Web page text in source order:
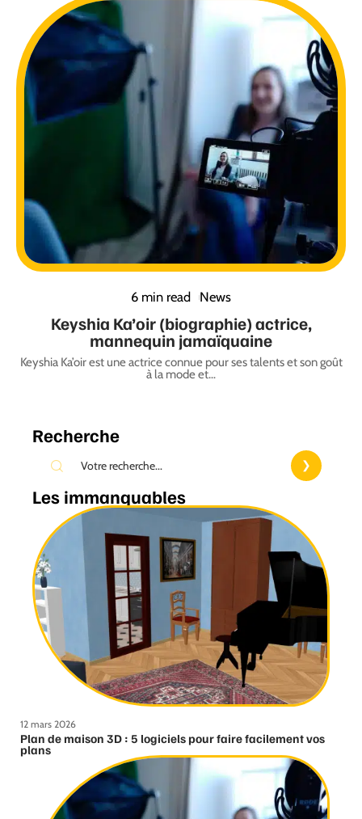
6 min read News
Keyshia Ka’oir (biographie) actrice,
mannequin jamaïquaine
Keyshia Ka’oir est une actrice connue pour ses talents et son goût
à la mode et…
Recherche
Les immanquables
12 mars 2026
Plan de maison 3D : 5 logiciels pour faire facilement vos
plans